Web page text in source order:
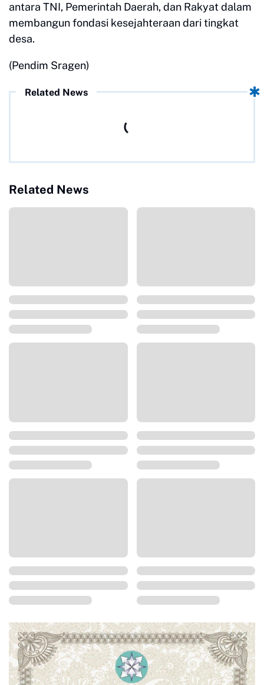
antara TNI, Pemerintah Daerah, dan Rakyat dalam
membangun fondasi kesejahteraan dari tingkat
desa.
(Pendim Sragen)
Related News
Related News